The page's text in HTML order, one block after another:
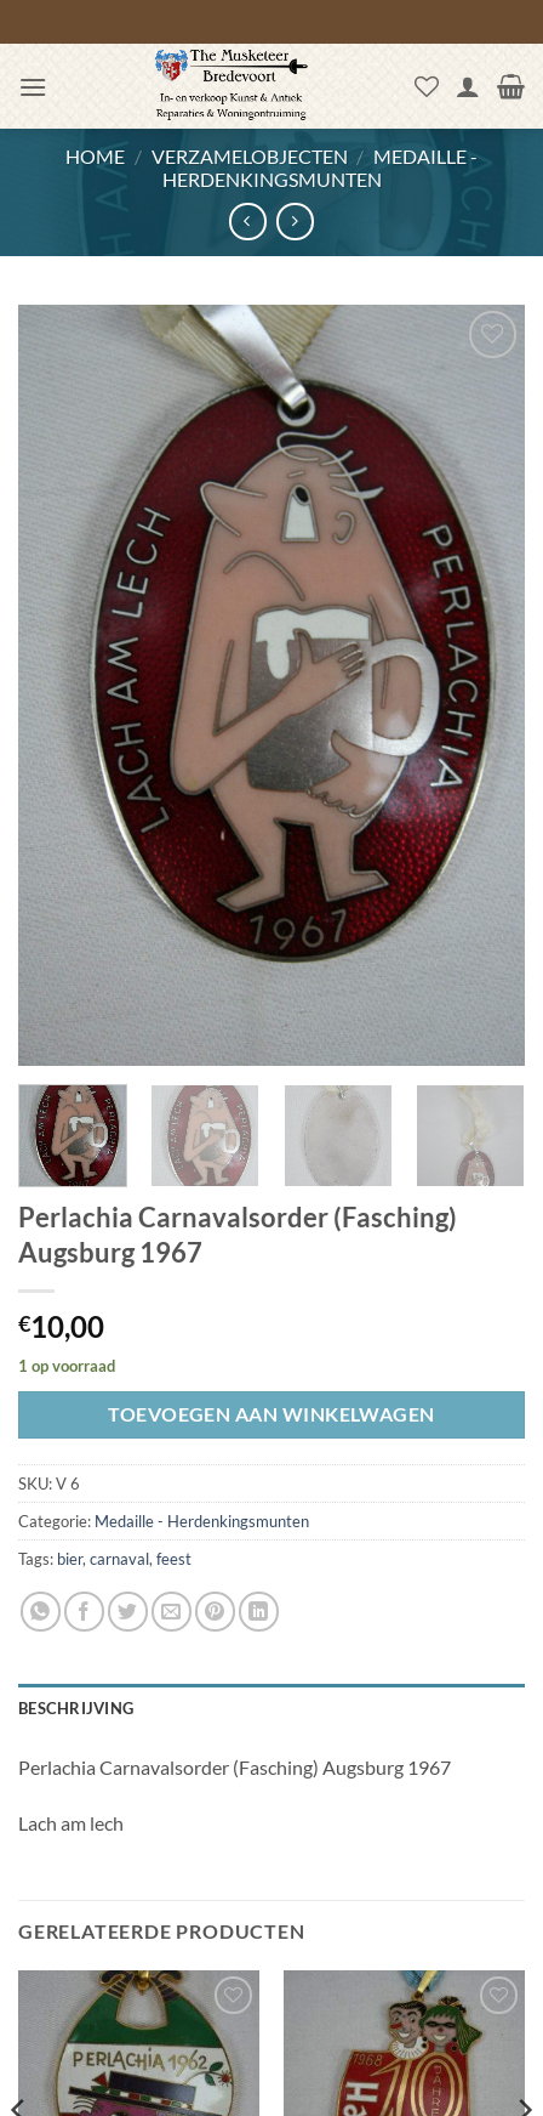
naar
inhoud
HOME / VERZAMELOBJECTEN / MEDAILLE -
HERDENKINGSMUNTEN
Perlachia Carnavalsorder (Fasching)
Augsburg 1967
€10,00
1 op voorraad
TOEVOEGEN AAN WINKELWAGEN
SKU:V 6
Categorie: Medaille - Herdenkingsmunten
Tags: bier, carnaval, feest
BESCHRIJVING
Perlachia Carnavalsorder (Fasching) Augsburg 1967
Lach am lech
GERELATEERDE PRODUCTEN
Toevoegen
aan
wenslijst
Toevoegen
aan
wenslijst